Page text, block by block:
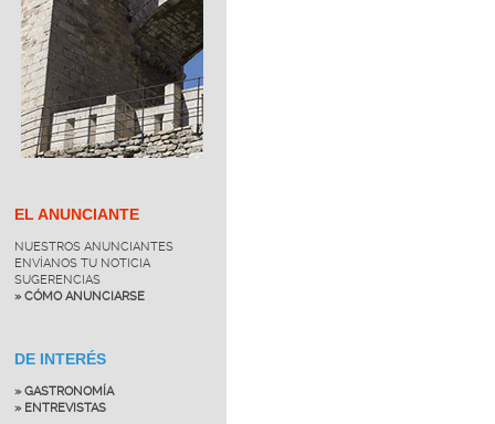
EL ANUNCIANTE
NUESTROS ANUNCIANTES
ENVÍANOS TU NOTICIA
SUGERENCIAS
» CÓMO ANUNCIARSE
DE INTERÉS
» GASTRONOMÍA
» ENTREVISTAS